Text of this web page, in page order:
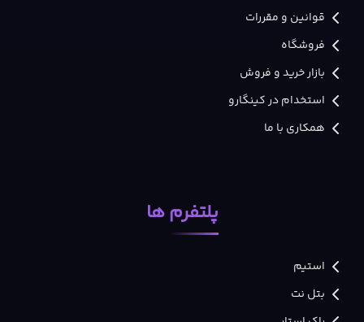
قوانین و مقررات
فروشگاه
بازار خرید و فروش
استخدام در کینگارو
همکاری با ما
پلتفرم ها
استیم
بتل نت